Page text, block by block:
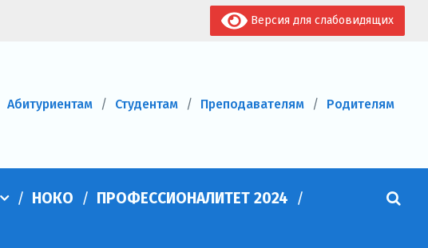
Версия для слабовидящих
Абитуриентам Студентам Преподавателям Родителям
НОКО ПРОФЕССИОНАЛИТЕТ 2024